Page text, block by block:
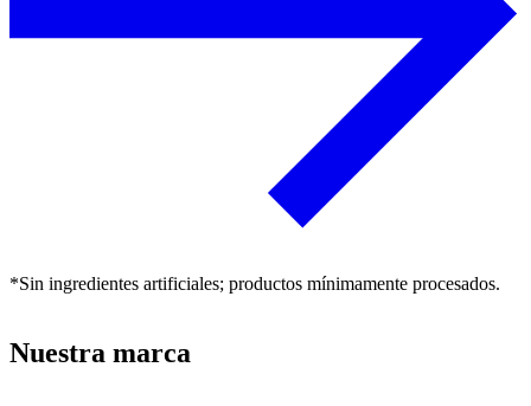
*Sin ingredientes artificiales; productos mínimamente procesados.
Nuestra marca